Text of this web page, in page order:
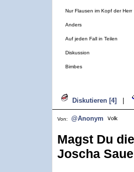
Nur Flausen im Kopf der Herr
Anders
Auf jeden Fall in Teilen
Diskussion
Bimbes
Diskutieren [4]
Von: @Anonym
Magst Du
Joscha